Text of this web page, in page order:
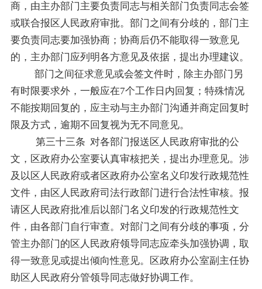
商，由主办部门主要负责同志与相关部门负责同志会签
或联合报区人民政府审批。部门之间有分歧的，部门主
要负责同志要加强协商；协商后仍不能取得一致意见
的，主办部门应列明各方意见及依据，提出办理建议。
部门之间征求意见或会签文件时，除主办部门另
有时限要求外，一般应在7个工作日内回复；特殊情况
不能按期回复的，应主动与主办部门沟通并商定回复时
限及方式，逾期不回复视为无不同意见。
第三十三条 对各部门报送区人民政府审批的公
文，区政府办公室要认真审核把关，提出办理意见。涉
及以区人民政府或者区政府办公室名义印发行政规范性
文件，由区人民政府司法行政部门进行合法性审核。报
请区人民政府批准后以部门名义印发的行政规范性文
件，由各部门自行审查。对部门之间有分歧的事项，分
管主办部门的区人民政府领导同志应牵头加强协调，取
得一致意见或提出倾向性意见。区政府办公室副主任协
助区人民政府分管领导同志做好协调工作。